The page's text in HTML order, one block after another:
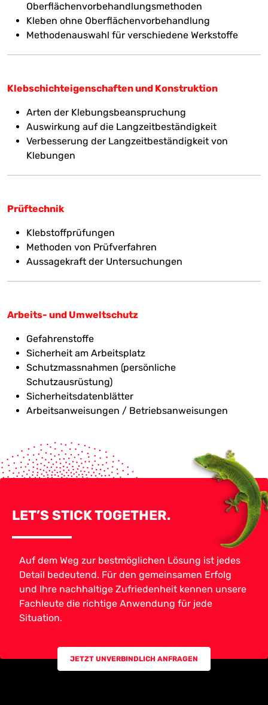
Oberflächenvorbehandlungsmethoden
Kleben ohne Oberflächenvorbehandlung
Methodenauswahl für verschiedene Werkstoffe
Klebschichteigenschaften und Konstruktion
Arten der Klebungsbeanspruchung
Auswirkung auf die Langzeitbeständigkeit
Verbesserung der Langzeitbeständigkeit von
Klebungen
Prüftechnik
Klebstoffprüfungen
Methoden von Prüfverfahren
Aussagekraft der Untersuchungen
Arbeits- und Umweltschutz
Gefahrenstoffe
Sicherheit am Arbeitsplatz
Schutzmassnahmen (persönliche
Schutzausrüstung)
Sicherheitsdatenblätter
Arbeitsanweisungen / Betriebsanweisungen
LET’S STICK TOGETHER.
Auf dem Weg zur bestmöglichen Lösung ist jedes
Detail bedeutend. Für den gemeinsamen Erfolg
und Ihre nachhaltige Zufriedenheit kennen unsere
Fachleute die richtige Anwendung für jede
Situation.
JETZT UNVERBINDLICH ANFRAGEN